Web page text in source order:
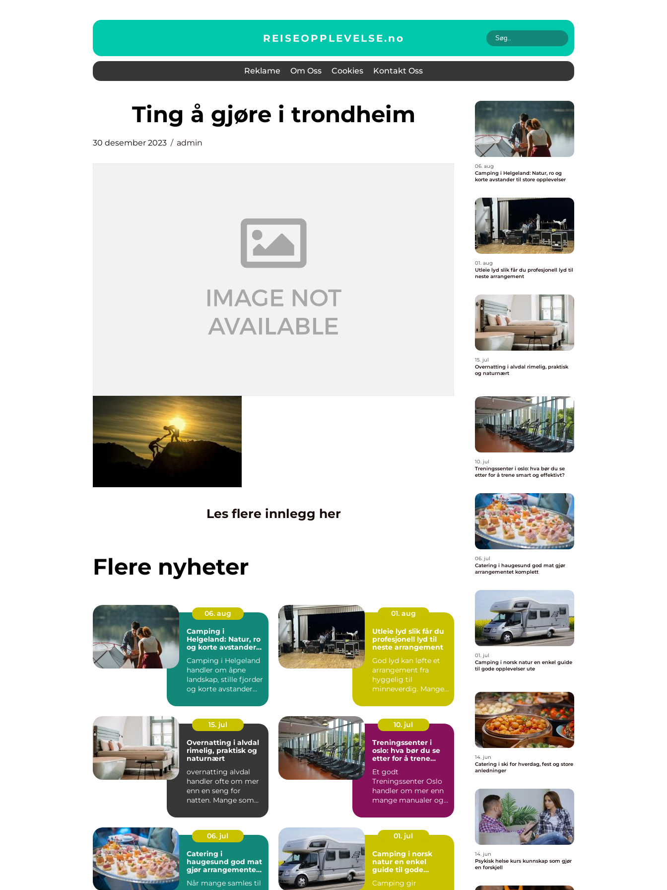
REISEOPPLEVELSE.no
Reklame Om Oss Cookies Kontakt Oss
ting å gjøre i trondheim
30 desember 2023 admin
Les flere innlegg her
Flere nyheter
06. aug
Camping i
Helgeland: Natur, ro
og korte avstander
Camping i Helgeland
handler om åpne
landskap, stille fjorder
og korte avstander
01. aug
Utleie lyd slik får du
profesjonell lyd til
neste arrangement
God lyd kan løfte et
arrangement fra
hyggelig til
minneverdig. Mange
lokale fø...
15. jul
Overnatting i alvdal
rimelig, praktisk og
naturnært
overnatting alvdal
handler ofte om mer
enn en seng for
natten. Mange som
Østerdalen ø...
10. jul
Treningssenter i
oslo: hva bør du se
etter for å trene
Et godt
Treningssenter Oslo
handler om mer enn
mange manualer og
som vil trene...
06. jul
Catering i
haugesund god mat
gjør arrangementet
Når mange samles til
01. jul
Camping i norsk
natur en enkel
guide til gode
Camping gir
06. aug
Camping i Helgeland: Natur, ro og
korte avstander til store opplevelser
01. aug
Utleie lyd slik får du profesjonell lyd til
neste arrangement
15. jul
Overnatting i alvdal rimelig, praktisk
og naturnært
10. jul
Treningssenter i oslo: hva bør du se
etter for å trene smart og effektivt?
06. jul
Catering i haugesund god mat gjør
arrangementet komplett
01. jul
Camping i norsk natur en enkel guide
til gode opplevelser ute
14. jun
Catering i ski for hverdag, fest og store
anledninger
14. jun
Psykisk helse kurs kunnskap som gjør
en forskjell